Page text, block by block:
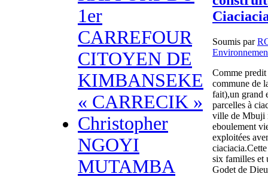
1er
CARREFOUR
CITOYEN DE
KIMBANSEKE
« CARRECIK »
Christopher
NGOYI
MUTAMBA
Soumis par
Comme
commune de
fait),un grand
parcelles à
ville de Mbuji
eboulement
exploitées
six familles et
Godet de